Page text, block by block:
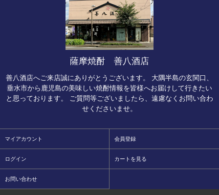
薩摩焼酎 善八酒店
善八酒店へご来店誠にありがとうございます。 大隅半島の玄関口、
垂水市から鹿児島の美味しい焼酎情報を皆様へお届けして行きたい
と思っております。 ご質問等ございましたら、遠慮なくお問い合わ
せくださいませ。
マイアカウント 会員登録
ログイン カートを見る
お問い合わせ